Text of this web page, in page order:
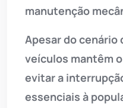
manutenção
Apesar do cenário
veículos mantêm
evitar a
essenciais à